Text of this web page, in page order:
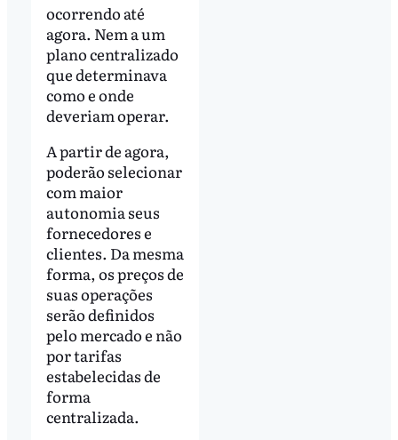
ocorrendo até
agora. Nem a um
plano centralizado
que determinava
como e onde
deveriam operar.
A partir de agora,
poderão selecionar
com maior
autonomia seus
fornecedores e
clientes. Da mesma
forma, os preços de
suas operações
serão definidos
pelo mercado e não
por tarifas
estabelecidas de
forma
centralizada.